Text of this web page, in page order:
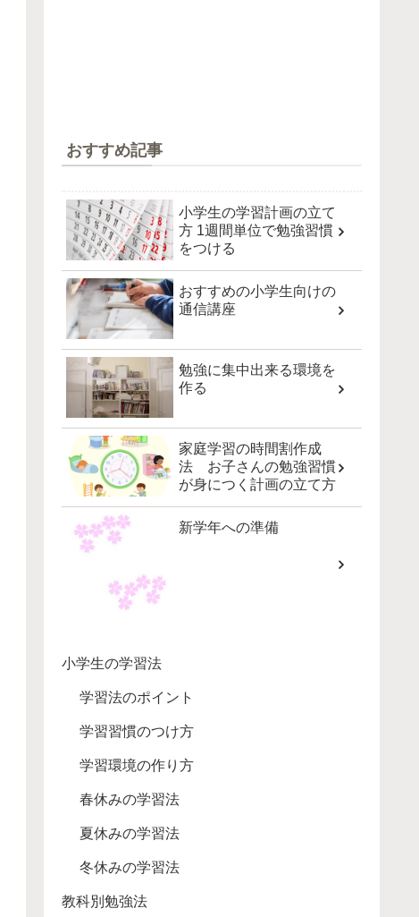
おすすめ記事
小学生の学習計画の立て
方 1週間単位で勉強習慣
をつける
おすすめの小学生向けの
通信講座
勉強に集中出来る環境を
作る
家庭学習の時間割作成
法 お子さんの勉強習慣
が身につく計画の立て方
新学年への準備
小学生の学習法
学習法のポイント
学習習慣のつけ方
学習環境の作り方
春休みの学習法
夏休みの学習法
冬休みの学習法
教科別勉強法